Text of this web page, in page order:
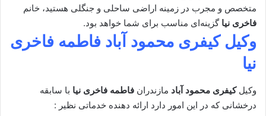
متخصص و مجرب در زمینه اراضی ساحلی و جنگلی هستید، خانم
فاخری نیا گزینه‌ای مناسب برای شما خواهد بود.
وکیل کیفری محمود آباد فاطمه فاخری
نیا
وکیلکیفری محمود آباد مازندران فاطمه فاخری نیا با سابقه
درخشانی که در این امور دارد ارائه دهنده خدماتی نظیر :